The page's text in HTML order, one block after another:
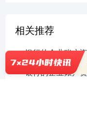
相关推荐